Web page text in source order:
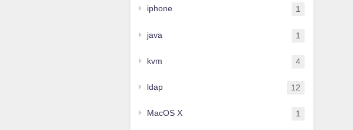
iphone 1
java 1
kvm 4
ldap 12
MacOS X 1